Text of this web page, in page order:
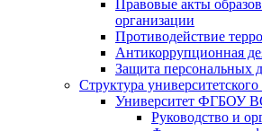
Правовые акты
организации
Противодействие
Антикоррупционная
Защита персональных
Структура
Университет ФГБОУ
Руководство и